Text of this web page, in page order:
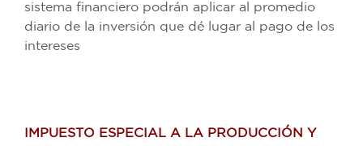
sistema financiero podrán aplicar al promedio
diario de la inversión que dé lugar al pago de los
intereses
IMPUESTO ESPECIAL A LA PRODUCCIÓN Y